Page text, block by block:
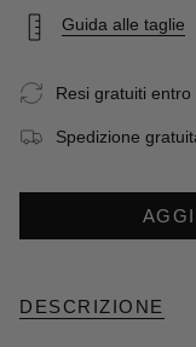
Guida alle taglie
Resi gratuiti entro
Spedizione
DESCRIZIONE